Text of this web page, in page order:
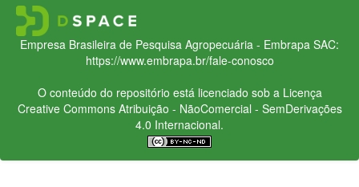
Empresa Brasileira de Pesquisa Agropecuária - Embrapa SAC:
https://www.embrapa.br/fale-conosco
O conteúdo do repositório está licenciado sob a Licença
Creative CommonsAtribuição - NãoComercial - SemDerivações
4.0 Internacional.